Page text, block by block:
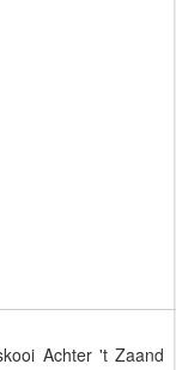
Achter 't Zaand